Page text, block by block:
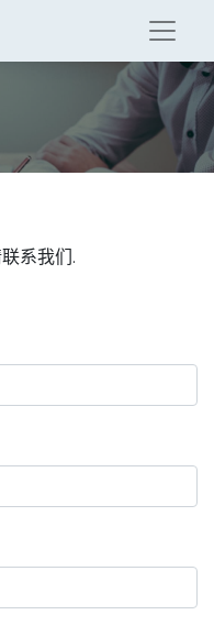
系我们.